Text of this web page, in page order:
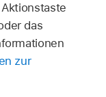
das
zur